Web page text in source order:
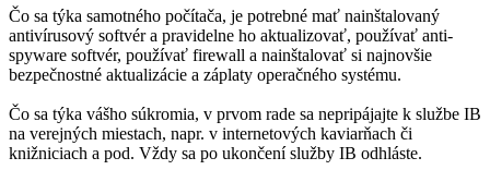
Čo sa týka samotného počítača, je potrebné mať nainštalovaný
antivírusový softvér a pravidelne ho aktualizovať, používať anti-
spyware softvér, používať firewall a nainštalovať si najnovšie
bezpečnostné aktualizácie a záplaty operačného systému.
Čo sa týka vášho súkromia, v prvom rade sa nepripájajte k službe IB
na verejných miestach, napr. v internetových kaviarňach či
knižniciach a pod. Vždy sa po ukončení služby IB odhláste.